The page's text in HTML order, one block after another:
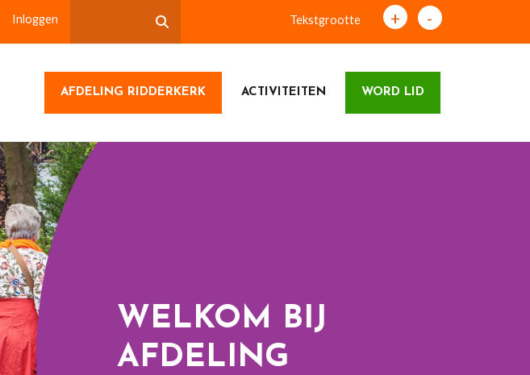
Inloggen Tekstgrootte + -
AFDELING RIDDERKERK ACTIVITEITEN WORD LID
WELKOM BIJ
AFDELING